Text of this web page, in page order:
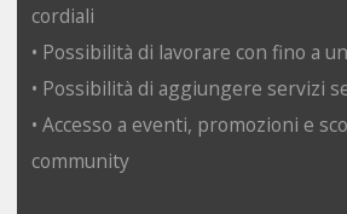
cordiali
• Possibilità di lavorare con fino a
• Possibilità di aggiungere servizi
• Accesso a eventi, promozioni e
community